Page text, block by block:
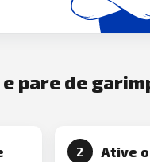
pare de
2 Ative